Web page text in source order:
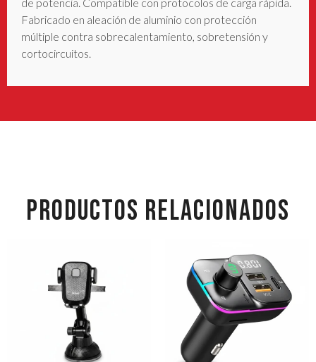
Fabricado en aleación de aluminio con protección
múltiple contra sobrecalentamiento, sobretensión y
cortocircuitos.
PRODUCTOS RELACIONADOS